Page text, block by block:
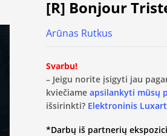
[R] Bonjour
Arūnas Rutkus
Svarbu!
– Jeigu norite įsigyti jau
kviečiame apsilankyti mūsų
išsirinkti? Elektroninis
*Darbų iš partnerių